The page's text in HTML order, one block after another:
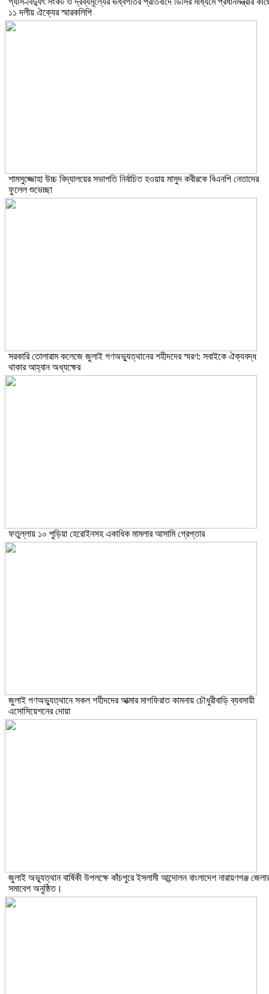
১১ দলীয় ঐক্যের স্মারকলিপি
শামসুজ্জোহা উচ্চ বিদ্যালয়ের সভাপতি নির্বাচিত হওয়ায় মাসুদ কবীরকে বিএনপি নেতাদের
ফুলেল শুভেচ্ছা
সরকারি তোলারাম কলেজে জুলাই গণঅভ্যুত্থানের শহীদদের স্মরণ: সবাইকে ঐক্যবদ্ধ
থাকার আহ্বান অধ্যক্ষের
ফতুল্লায় ১০ পুড়িয়া হেরোইনসহ একাধিক মামলার আসামি গ্রেপ্তার
জুলাই গণঅভ্যুত্থানে সকল শহীদদের আত্মার মাগফিরাত কামনায় চৌধুরীবাড়ি ব্যবসায়ী
এসোসিয়েশনের দোয়া
জুলাই অভ্যূত্থান বার্ষিকী উপলক্ষে কাঁচপুরে ইসলামী আন্দোলন বাংলাদেশ নারায়ণগঞ্জ
সমাবেশ অনুষ্ঠিত।